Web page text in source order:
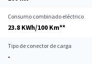
Consumo combinado eléctrico
23.8 KWh/100 Km**
Tipo de conector de carga
-